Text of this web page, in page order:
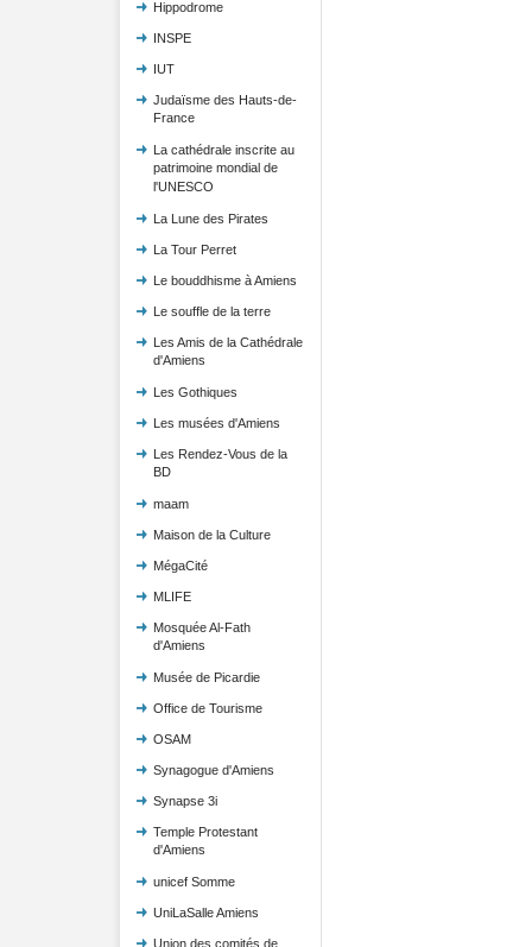
Hippodrome
INSPE
IUT
Judaïsme des Hauts-de-
France
La cathédrale inscrite au
patrimoine mondial de
l'UNESCO
La Lune des Pirates
La Tour Perret
Le bouddhisme à Amiens
Le souffle de la terre
Les Amis de la Cathédrale
d'Amiens
Les Gothiques
Les musées d'Amiens
Les Rendez-Vous de la
BD
maam
Maison de la Culture
MégaCité
MLIFE
Mosquée Al-Fath
d'Amiens
Musée de Picardie
Office de Tourisme
OSAM
Synagogue d'Amiens
Synapse 3i
Temple Protestant
d'Amiens
unicef Somme
UniLaSalle Amiens
Union des comités de